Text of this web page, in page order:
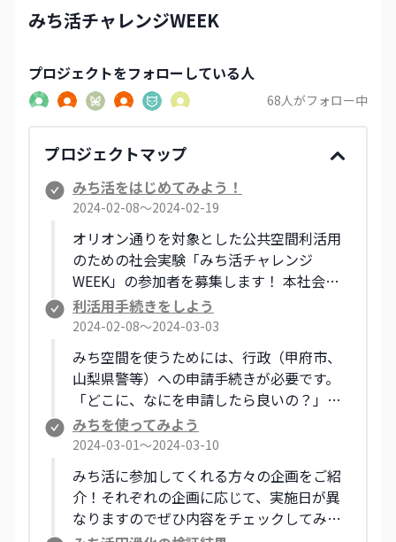
みち活チャレンジWEEK
プロジェクトをフォローしている人
68人がフォロー中
プロジェクトマップ
みち活をはじめてみよう！
2024-02-08〜2024-02-19
オリオン通りを対象とした公共空間利活用
のための社会実験「みち活チャレンジ
WEEK」の参加者を募集します！ 本社会実
験は、まちの空間である公共空間をより使
いやすい環境にすることで、まちの魅力化
とできるかな？と迷うことでも、まずは気
軽にご相談ください。 関心のある方、参加
してみたいという方は、「相談シート」に
記入の上、甲府市地域デザイン課へご連絡
ください。
利活用手続きをしよう
2024-02-08〜2024-03-03
みち空間を使うためには、行政（甲府市、
山梨県警等）への申請手続きが必要です。
「どこに、なにを申請したら良いの？」が
分かりづらいという声から、本社会実験で
は、期間限定の『みち使いガイドブック』
て、申請手続きにチャレンジしてみましょ
う！
みちを使ってみよう
2024-03-01〜2024-03-10
みち活に参加してくれる方々の企画をご紹
介！それぞれの企画に応じて、実施日が異
なりますのでぜひ内容をチェックしてみて